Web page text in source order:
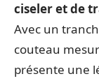
ciseler et de
Avec un
couteau
présente une